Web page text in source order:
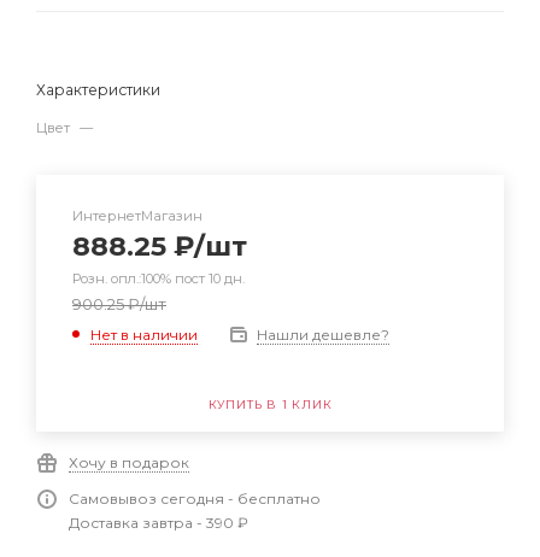
Характеристики
Цвет —
ИнтернетМагазин
888.25 ₽/шт
Розн. опл.:100% пост 10 дн.
900.25₽/шт
Нет в наличии Нашли дешевле?
КУПИТЬ В 1 КЛИК
Хочу в подарок
Самовывоз сегодня - бесплатно
Доставка завтра - 390 ₽